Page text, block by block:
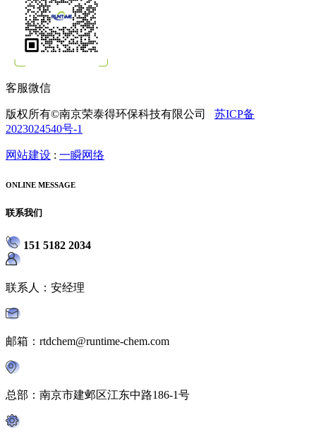
客服微信
版权所有©南京荣泰得环保科技有限公司 苏ICP备
2023024540号-1
网站建设 : 一瞬网络
ONLINE MESSAGE
联系我们
151 5182 2034
联系人：安经理
邮箱：rtdchem@runtime-chem.com
总部：南京市建邺区江东中路186-1号